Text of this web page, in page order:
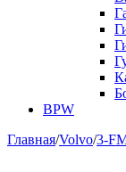
BPW
Главная/Volvo/3-